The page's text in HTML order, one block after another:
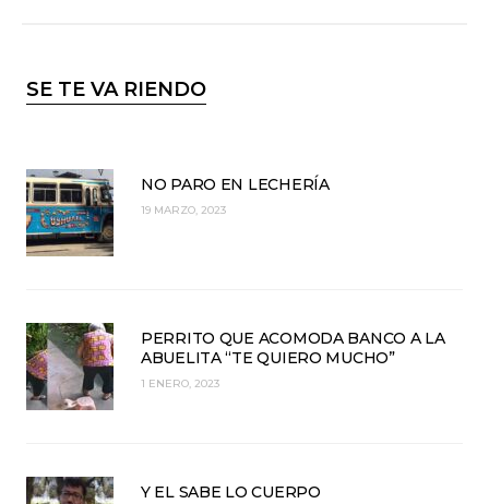
SE TE VA RIENDO
NO PARO EN LECHERÍA
19 MARZO, 2023
PERRITO QUE ACOMODA BANCO A LA
ABUELITA “TE QUIERO MUCHO”
1 ENERO, 2023
Y EL SABE LO CUERPO